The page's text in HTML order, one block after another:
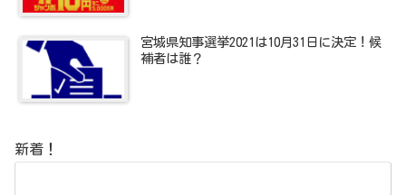
宮城県知事選挙2021は10月31日に決定！候
補者は誰？
新着！